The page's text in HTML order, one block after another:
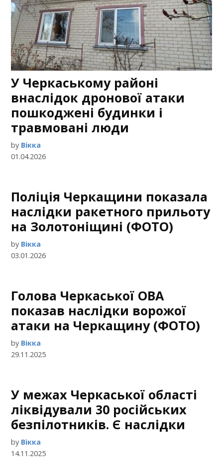
У Черкаському районі
внаслідок дронової атаки
пошкоджені будинки і
травмовані люди
by Вікка
01.04.2026
Поліція Черкащини показала
наслідки ракетного прильоту
на Золотоніщині (ФОТО)
by Вікка
03.01.2026
Голова Черкаської ОВА
показав наслідки ворожої
атаки на Черкащину (ФОТО)
by Вікка
29.11.2025
У межах Черкаської області
ліквідували 30 російських
безпілотників. Є наслідки
by Вікка
14.11.2025